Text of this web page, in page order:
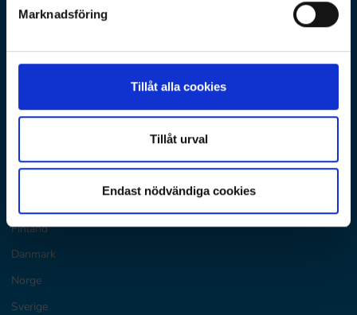
Marknadsföring
Tillåt alla cookies
Tillåt urval
Endast nödvändiga cookies
Huvudkontor: Krukmakargatan 21, Stockholm
lagbevakning@ramboll.se
D&E Nordics
Finland
Danmark
Norge
Sverige